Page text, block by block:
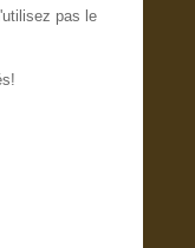
pas le